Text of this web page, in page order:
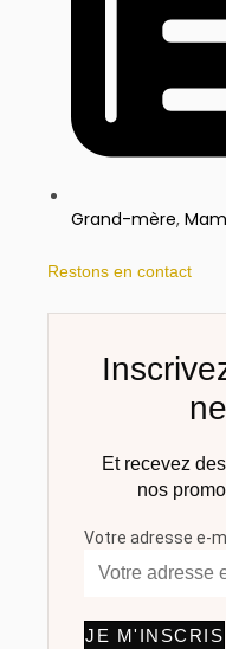
Grand-mère,
Restons en contact​
Et recevez
nos
Votre adresse e-
JE M'INSCRIS